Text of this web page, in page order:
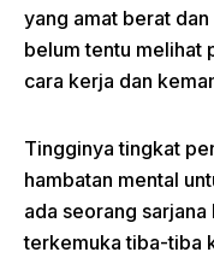
yang amat berat
belum tentu melihat
cara kerja dan
Tingginya tingkat
hambatan mental
ada seorang
terkemuka tiba-tiba